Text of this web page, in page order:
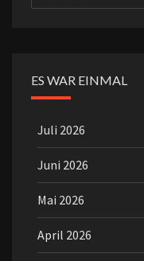
nach:
ES WAR EINMAL
Juli 2026
Juni 2026
Mai 2026
April 2026